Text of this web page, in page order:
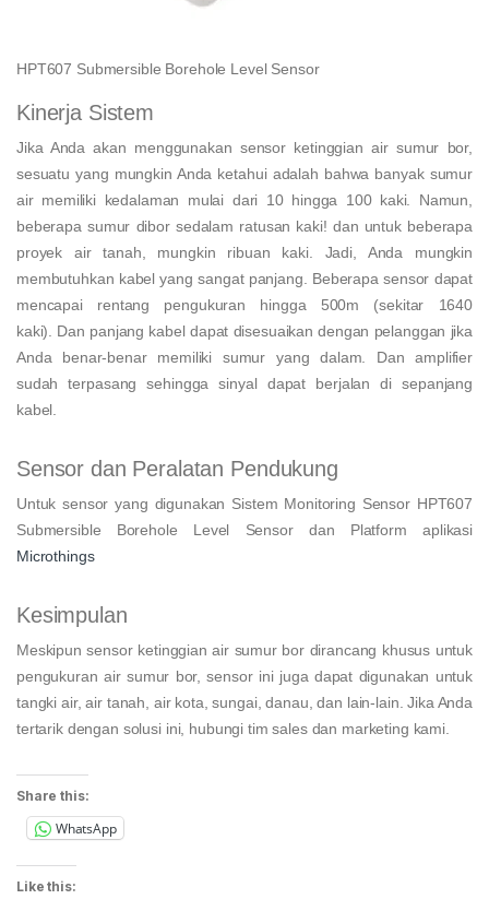
HPT607 Submersible Borehole Level Sensor
Kinerja Sistem
Jika Anda akan menggunakan sensor ketinggian air sumur bor,
sesuatu yang mungkin Anda ketahui adalah bahwa banyak sumur
air memiliki kedalaman mulai dari 10 hingga 100 kaki. Namun,
beberapa sumur dibor sedalam ratusan kaki! dan untuk beberapa
proyek air tanah, mungkin ribuan kaki. Jadi, Anda mungkin
membutuhkan kabel yang sangat panjang. Beberapa sensor dapat
mencapai rentang pengukuran hingga 500m (sekitar 1640
kaki). Dan panjang kabel dapat disesuaikan dengan pelanggan jika
Anda benar-benar memiliki sumur yang dalam. Dan amplifier
sudah terpasang sehingga sinyal dapat berjalan di sepanjang
kabel.
Sensor dan Peralatan Pendukung
Untuk sensor yang digunakan Sistem Monitoring Sensor HPT607
Submersible Borehole Level Sensor dan Platform aplikasi
Microthings
Kesimpulan
Meskipun sensor ketinggian air sumur bor dirancang khusus untuk
pengukuran air sumur bor, sensor ini juga dapat digunakan untuk
tangki air, air tanah, air kota, sungai, danau, dan lain-lain. Jika Anda
tertarik dengan solusi ini, hubungi tim sales dan marketing kami.
Share this:
WhatsApp
Like this: